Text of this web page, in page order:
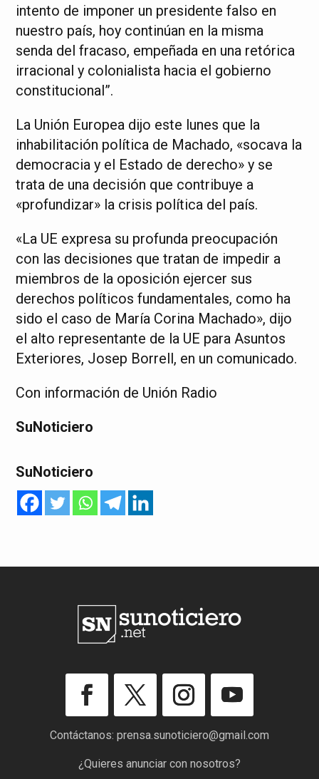
intento de imponer un presidente falso en
nuestro país, hoy continúan en la misma
senda del fracaso, empeñada en una retórica
irracional y colonialista hacia el gobierno
constitucional”.
La Unión Europea dijo este lunes que la
inhabilitación política de Machado, «socava la
democracia y el Estado de derecho» y se
trata de una decisión que contribuye a
«profundizar» la crisis política del país.
«La UE expresa su profunda preocupación
con las decisiones que tratan de impedir a
miembros de la oposición ejercer sus
derechos políticos fundamentales, como ha
sido el caso de María Corina Machado», dijo
el alto representante de la UE para Asuntos
Exteriores, Josep Borrell, en un comunicado.
Con información de Unión Radio
SuNoticiero
SuNoticiero
Contáctanos: prensa.sunoticiero@gmail.com
¿Quieres anunciar con nosotros?